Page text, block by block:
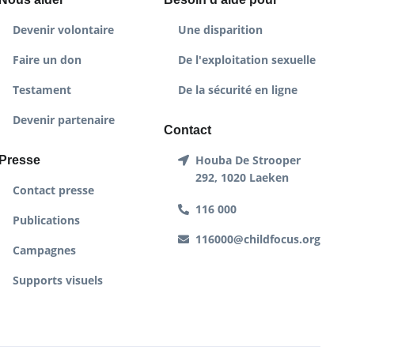
Devenir volontaire
Faire un don
Testament
Devenir partenaire
Presse
Contact presse
Publications
Campagnes
Supports visuels
Une disparition
De l'exploitation sexuelle
De la sécurité en ligne
Contact
Houba De Strooper
292, 1020 Laeken
116 000
116000@childfocus.org